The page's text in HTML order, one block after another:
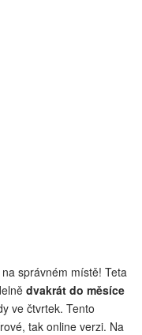
správném místě! Teta
dvakrát do měsíce
ve čtvrtek. Tento
tak online verzi. Na